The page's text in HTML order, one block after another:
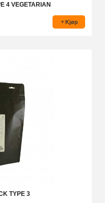
4 VEGETARIAN
Kjøp
TYPE 3